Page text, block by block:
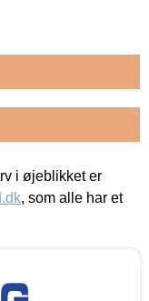
i øjeblikket er
, som alle har et